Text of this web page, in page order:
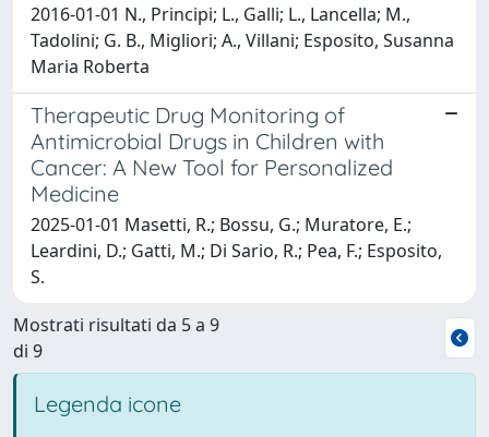
2016-01-01 N., Principi; L., Galli; L., Lancella; M.,
Tadolini; G. B., Migliori; A., Villani; Esposito, Susanna
Maria Roberta
Therapeutic Drug Monitoring of
Antimicrobial Drugs in Children with
Cancer: A New Tool for Personalized
Medicine
2025-01-01 Masetti, R.; Bossu, G.; Muratore, E.;
Leardini, D.; Gatti, M.; Di Sario, R.; Pea, F.; Esposito,
S.
Mostrati risultati da 5 a 9
di 9
Legenda icone